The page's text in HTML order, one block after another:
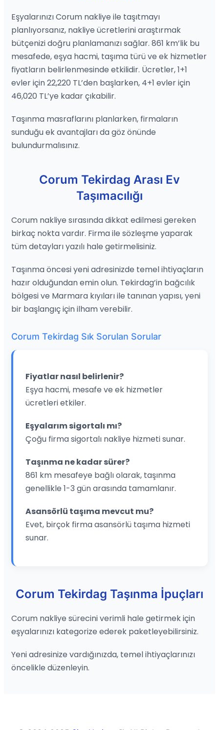
Eşyalarınızı Corum nakliye ile taşıtmayı
planlıyorsanız, nakliye ücretlerini araştırmak
bütçenizi doğru planlamanızı sağlar. 861 km’lik bu
mesafede, eşya hacmi, taşıma türü ve ek hizmetler
fiyatların belirlenmesinde etkilidir. Ücretler, 1+1
evler için 22,220 TL’den başlarken, 4+1 evler için
46,020 TL’ye kadar çıkabilir.
Taşınma masraflarını planlarken, firmaların
sunduğu ek avantajları da göz önünde
bulundurmalısınız.
Corum Tekirdag Arası Ev
Taşımacılığı
Corum nakliye sırasında dikkat edilmesi gereken
birkaç nokta vardır. Firma ile sözleşme yaparak
tüm detayları yazılı hale getirmelisiniz.
Taşınma öncesi yeni adresinizde temel ihtiyaçların
hazır olduğundan emin olun. Tekirdag’in bağcılık
bölgesi ve Marmara kıyıları ile tanınan yapısı, yeni
bir başlangıç için ilham verebilir.
Corum Tekirdag Sık Sorulan Sorular
Fiyatlar nasıl belirlenir?
Eşya hacmi, mesafe ve ek hizmetler
ücretleri etkiler.
Eşyalarım sigortalı mı?
Çoğu firma sigortalı nakliye hizmeti sunar.
Taşınma ne kadar sürer?
861 km mesafeye bağlı olarak, taşınma
genellikle 1-3 gün arasında tamamlanır.
Asansörlü taşıma mevcut mu?
Evet, birçok firma asansörlü taşıma hizmeti
sunar.
Corum Tekirdag Taşınma İpuçları
Corum nakliye sürecini verimli hale getirmek için
eşyalarınızı kategorize ederek paketleyebilirsiniz.
Yeni adresinize vardığınızda, temel ihtiyaçlarınızı
öncelikle düzenleyin.